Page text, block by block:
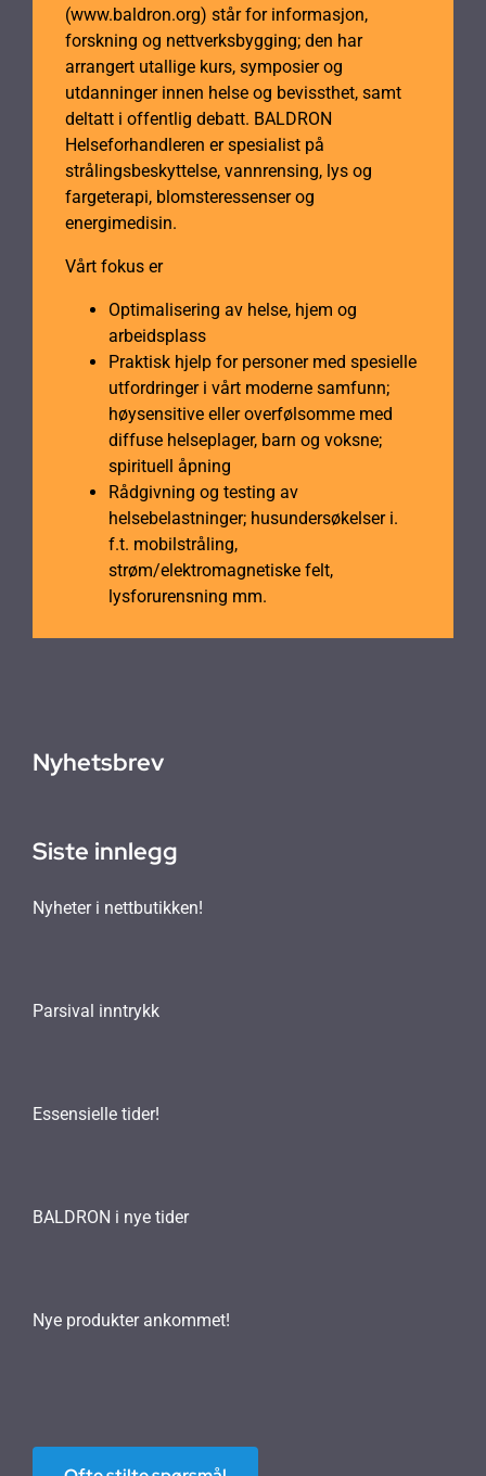
(www.baldron.org) står for informasjon,
forskning og nettverksbygging; den har
arrangert utallige kurs, symposier og
utdanninger innen helse og bevissthet, samt
deltatt i offentlig debatt. BALDRON
Helseforhandleren er spesialist på
strålingsbeskyttelse, vannrensing, lys og
fargeterapi, blomsteressenser og
energimedisin.
Vårt fokus er
Optimalisering av helse, hjem og
arbeidsplass
Praktisk hjelp for personer med spesielle
utfordringer i vårt moderne samfunn;
høysensitive eller overfølsomme med
diffuse helseplager, barn og voksne;
spirituell åpning
Rådgivning og testing av
helsebelastninger; husundersøkelser i.
f.t. mobilstråling,
strøm/elektromagnetiske felt,
lysforurensning mm.
Nyhetsbrev
Siste innlegg
Nyheter i nettbutikken!
Parsival inntrykk
Essensielle tider!
BALDRON i nye tider
Nye produkter ankommet!